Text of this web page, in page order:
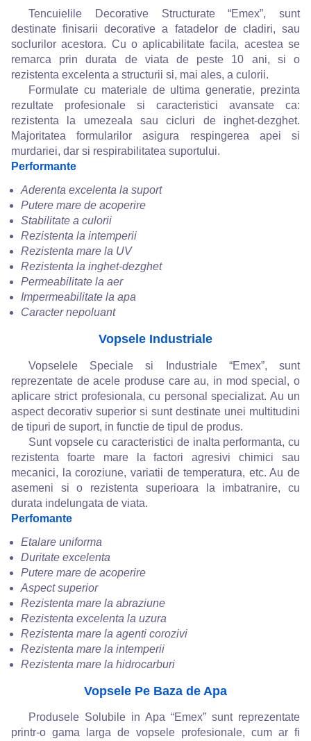
Tencuielile Decorative Structurate “Emex”, sunt
destinate finisarii decorative a fatadelor de cladiri, sau
soclurilor acestora. Cu o aplicabilitate facila, acestea se
remarca prin durata de viata de peste 10 ani, si o
rezistenta excelenta a structurii si, mai ales, a culorii.
Formulate cu materiale de ultima generatie, prezinta
rezultate profesionale si caracteristici avansate ca:
rezistenta la umezeala sau cicluri de inghet-dezghet.
Majoritatea formularilor asigura respingerea apei si
murdariei, dar si respirabilitatea suportului.
Performante
Aderenta excelenta la suport
Putere mare de acoperire
Stabilitate a culorii
Rezistenta la intemperii
Rezistenta mare la UV
Rezistenta la inghet-dezghet
Permeabilitate la aer
Impermeabilitate la apa
Caracter nepoluant
Vopsele Industriale
Vopselele Speciale si Industriale “Emex”, sunt
reprezentate de acele produse care au, in mod special, o
aplicare strict profesionala, cu personal specializat. Au un
aspect decorativ superior si sunt destinate unei multitudini
de tipuri de suport, in functie de tipul de produs.
Sunt vopsele cu caracteristici de inalta performanta, cu
rezistenta foarte mare la factori agresivi chimici sau
mecanici, la coroziune, variatii de temperatura, etc. Au de
asemeni si o rezistenta superioara la imbatranire, cu
durata indelungata de viata.
Perfomante
Etalare uniforma
Duritate excelenta
Putere mare de acoperire
Aspect superior
Rezistenta mare la abraziune
Rezistenta excelenta la uzura
Rezistenta mare la agenti corozivi
Rezistenta mare la intemperii
Rezistenta mare la hidrocarburi
Vopsele Pe Baza de Apa
Produsele Solubile in Apa “Emex” sunt reprezentate
printr-o gama larga de vopsele profesionale, cum ar fi